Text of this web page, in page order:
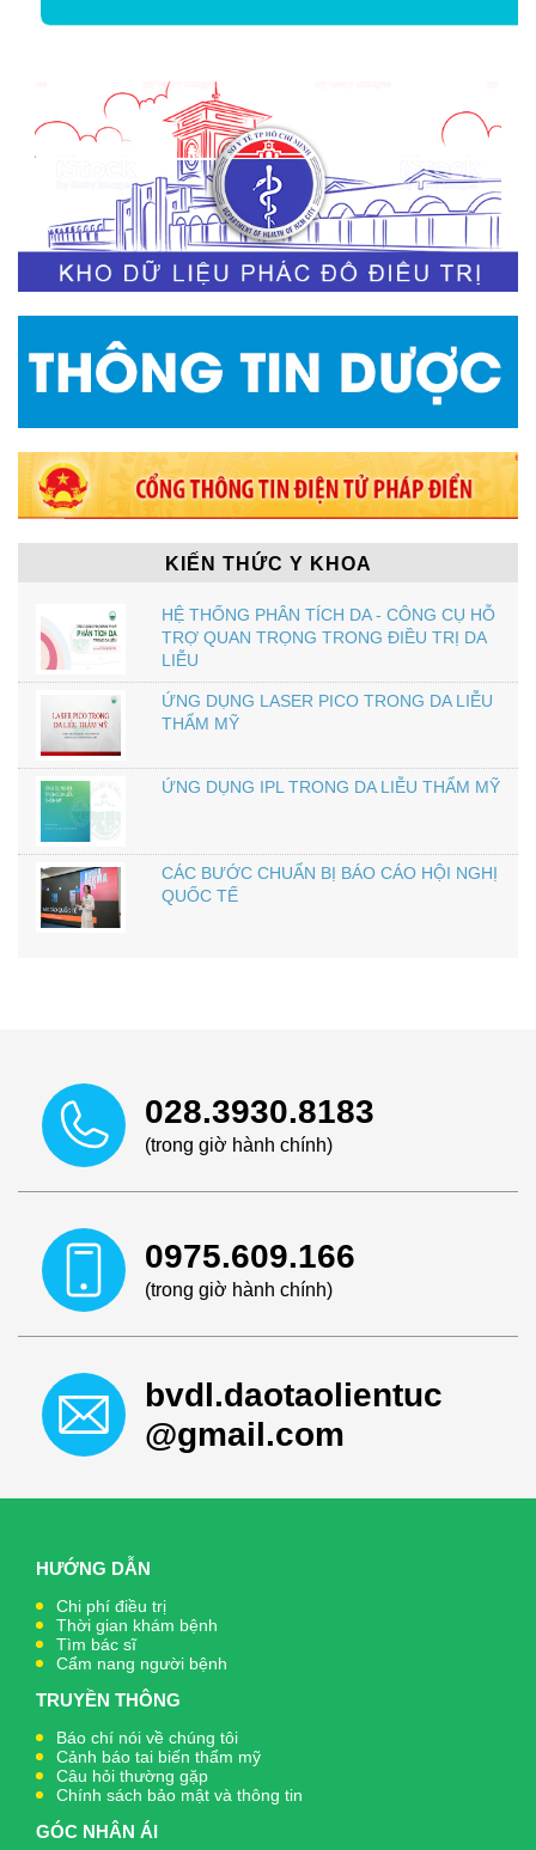
KIẾN THỨC Y KHOA
HỆ THỐNG PHÂN TÍCH DA - CÔNG CỤ HỖ
TRỢ QUAN TRỌNG TRONG ĐIỀU TRỊ DA
LIỄU
ỨNG DỤNG LASER PICO TRONG DA LIỄU
THẨM MỸ
ỨNG DỤNG IPL TRONG DA LIỄU THẨM MỸ
CÁC BƯỚC CHUẨN BỊ BÁO CÁO HỘI NGHỊ
QUỐC TẾ
028.3930.8183
(trong giờ hành chính)
0975.609.166
(trong giờ hành chính)
bvdl.daotaolientuc
@gmail.com
HƯỚNG DẪN
Chi phí điều trị
Thời gian khám bệnh
Tìm bác sĩ
Cẩm nang người bệnh
TRUYỀN THÔNG
Báo chí nói về chúng tôi
Cảnh báo tai biến thẩm mỹ
Câu hỏi thường gặp
Chính sách bảo mật và thông tin
GÓC NHÂN ÁI